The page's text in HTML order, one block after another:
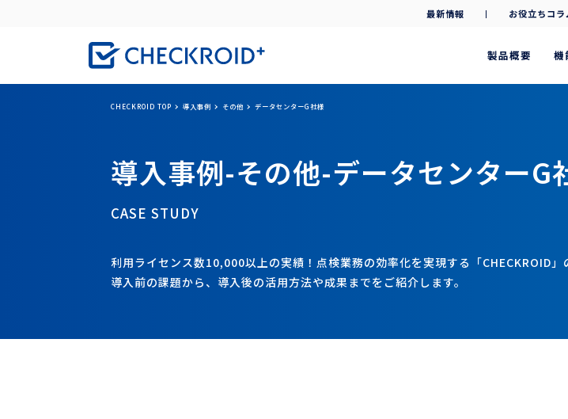
製品概要 機
最新情報 お役立ちコラ
CHECKROID TOP 導入事例 その他 データセンターG社様
導入事例-その他-データセンターG
CASE STUDY
利用ライセンス数10,000以上の実績！点検業務の効率化を実現する「CHECKROID」
導入前の課題から、導入後の活用方法や成果までをご紹介します。